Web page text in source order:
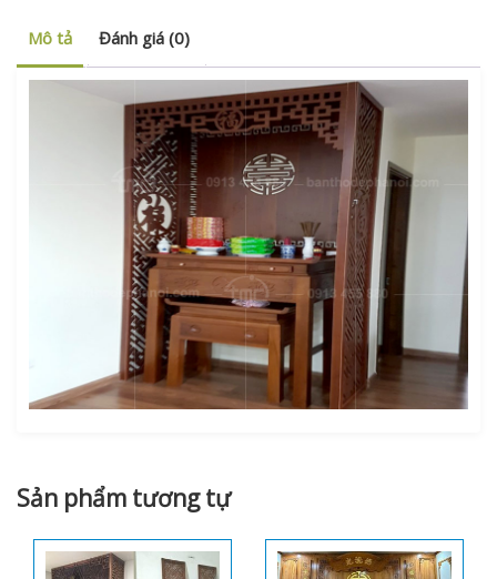
Mô tả Đánh giá (0)
Sản phẩm tương tự